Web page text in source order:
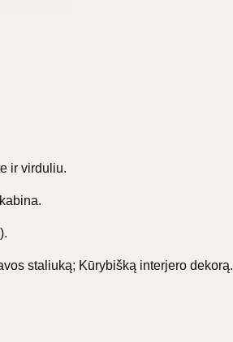
ir virduliu.
staliuką; Kūrybišką interjero dekorą.